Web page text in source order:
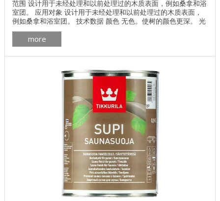
范围 设计用于未经处理和以前处理过的木质表面，例如桑拿和浴
室团。 应用对象 设计用于未经处理和以前处理过的木质表面，
例如桑拿和浴室团。 技术数据 颜色 无色。使树的颜色更深。 光
泽度 没有确定 消费 8-15米/升，取决于木材的孔隙率。 塔拉
250毫升，1升。 申请方法 刷布或用布清洁。 干燥时间，相对湿
度+ 23°C。 RH。空气50％ ...
more